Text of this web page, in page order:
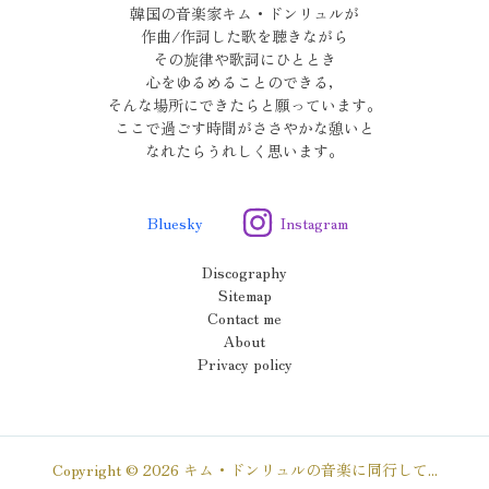
韓国の音楽家キム・ドンリュルが
作曲/作詞した歌を聴きながら
その旋律や歌詞にひととき
心をゆるめることのできる，
そんな場所にできたらと願っています。
ここで過ごす時間がささやかな憩いと
なれたらうれしく思います。
Bluesky Instagram
Discography
Sitemap
Contact me
About
Privacy policy
Copyright © 2026 キム・ドンリュルの音楽に同行して...